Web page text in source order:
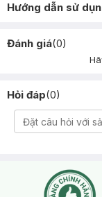
Hướng dẫn sử
Đánh giá(0)
Hỏi đáp(0)